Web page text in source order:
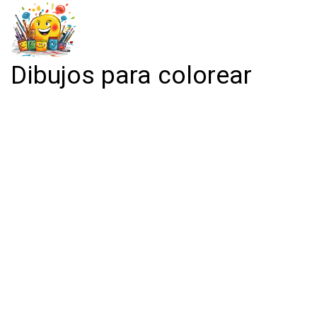
Dibujos para colorear